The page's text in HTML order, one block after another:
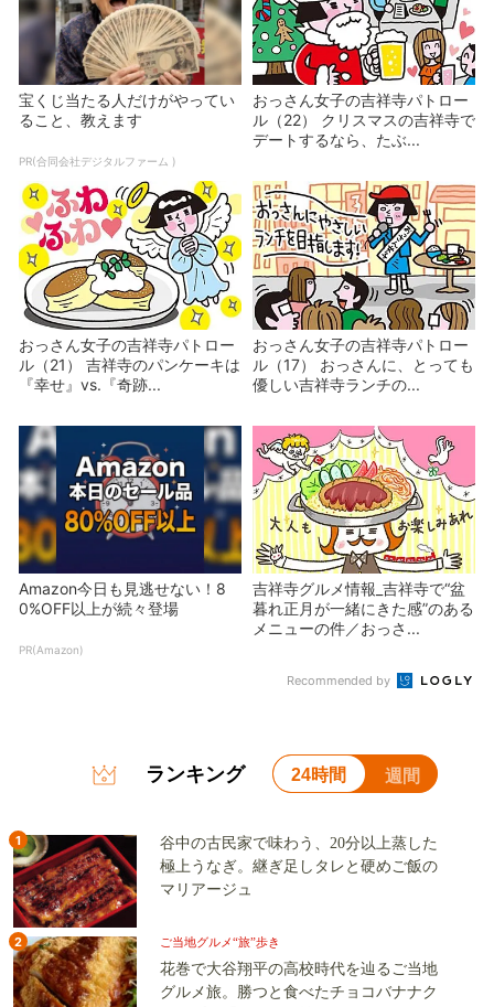
宝くじ当たる人だけがやってい
ること、教えます
PR(合同会社デジタルファーム )
おっさん女子の吉祥寺パトロー
ル（22） クリスマスの吉祥寺で
デートするなら、たぶ...
おっさん女子の吉祥寺パトロー
ル（21） 吉祥寺のパンケーキは
『幸せ』vs.『奇跡...
おっさん女子の吉祥寺パトロー
ル（17） おっさんに、とっても
優しい吉祥寺ランチの...
Amazon今日も見逃せない！8
0%OFF以上が続々登場
PR(Amazon)
吉祥寺グルメ情報_吉祥寺で“盆
暮れ正月が一緒にきた感”のある
メニューの件／おっさ...
Recommended by
ランキング 24時間 週間
1
谷中の古民家で味わう、20分以上蒸した
極上うなぎ。継ぎ足しタレと硬めご飯の
マリアージュ
2 ご当地グルメ“旅”歩き
花巻で大谷翔平の高校時代を辿るご当地
グルメ旅。勝つと食べたチョコバナナク